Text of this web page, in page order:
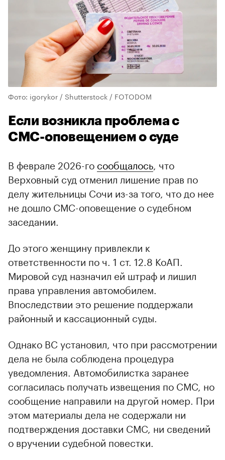
Фото: igorykor / Shutterstock / FOTODOM
Если возникла проблема с
СМС-оповещением о суде
В феврале 2026-го сообщалось, что
Верховный суд отменил лишение прав по
делу жительницы Сочи из-за того, что до нее
не дошло СМС-оповещение о судебном
заседании.
До этого женщину привлекли к
ответственности по ч. 1 ст. 12.8 КоАП.
Мировой суд назначил ей штраф и лишил
права управления автомобилем.
Впоследствии это решение поддержали
районный и кассационный суды.
Однако ВС установил, что при рассмотрении
дела не была соблюдена процедура
уведомления. Автомобилистка заранее
согласилась получать извещения по СМС, но
сообщение направили на другой номер. При
этом материалы дела не содержали ни
подтверждения доставки СМС, ни сведений
о вручении судебной повестки.